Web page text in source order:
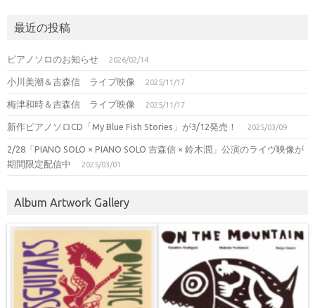
最近の投稿
ピアノソロのお知らせ 2026/02/14
小川美潮＆吉森信 ライブ映像 2025/11/17
梅津和時＆吉森信 ライブ映像 2025/11/17
新作ピアノソロCD「My Blue Fish Stories」が3/12発売！ 2025/03/09
2/28「PIANO SOLO × PIANO SOLO 吉森信 × 鈴木潤」公演のライヴ映像が
期間限定配信中
2025/03/01
Album Artwork Gallery